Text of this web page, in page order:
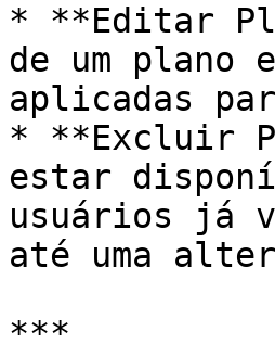
* **Editar
de um plano
aplicadas
* **Excluir
estar
usuários já
até uma
***